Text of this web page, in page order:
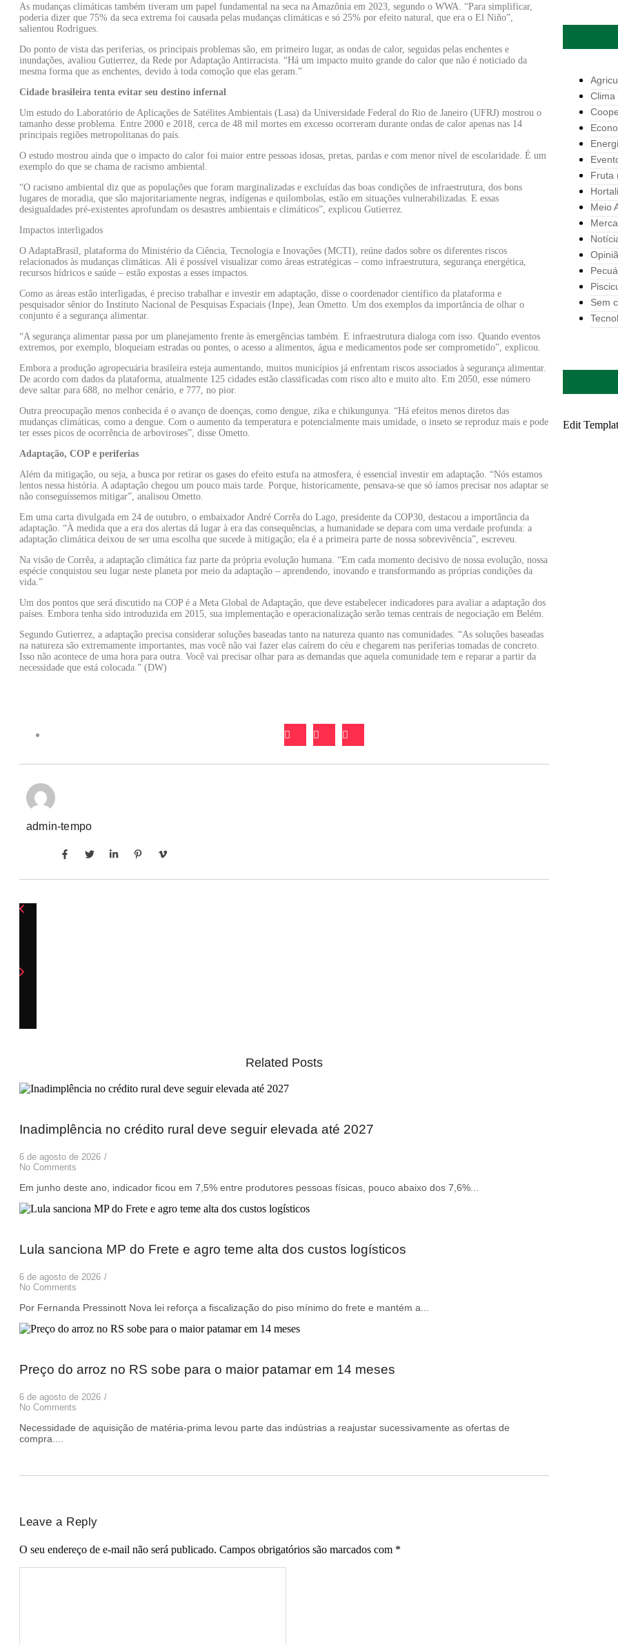
As mudanças climáticas também tiveram um papel fundamental na seca na Amazônia em 2023, segundo o WWA. “Para simplificar,
poderia dizer que 75% da seca extrema foi causada pelas mudanças climáticas e só 25% por efeito natural, que era o El Niño”,
salientou Rodrigues.
Do ponto de vista das periferias, os principais problemas são, em primeiro lugar, as ondas de calor, seguidas pelas enchentes e
inundações, avaliou Gutierrez, da Rede por Adaptação Antirracista. “Há um impacto muito grande do calor que não é noticiado da
mesma forma que as enchentes, devido à toda comoção que elas geram.”
Cidade brasileira tenta evitar seu destino infernal
Um estudo do Laboratório de Aplicações de Satélites Ambientais (Lasa) da Universidade Federal do Rio de Janeiro (UFRJ) mostrou o
tamanho desse problema. Entre 2000 e 2018, cerca de 48 mil mortes em excesso ocorreram durante ondas de calor apenas nas 14
principais regiões metropolitanas do país.
O estudo mostrou ainda que o impacto do calor foi maior entre pessoas idosas, pretas, pardas e com menor nível de escolaridade. É um
exemplo do que se chama de racismo ambiental.
“O racismo ambiental diz que as populações que foram marginalizadas e excluídas das boas condições de infraestrutura, dos bons
lugares de moradia, que são majoritariamente negras, indígenas e quilombolas, estão em situações vulnerabilizadas. E essas
desigualdades pré-existentes aprofundam os desastres ambientais e climáticos”, explicou Gutierrez.
Impactos interligados
O AdaptaBrasil, plataforma do Ministério da Ciência, Tecnologia e Inovações (MCTI), reúne dados sobre os diferentes riscos
relacionados às mudanças climáticas. Ali é possível visualizar como áreas estratégicas – como infraestrutura, segurança energética,
recursos hídricos e saúde – estão expostas a esses impactos.
Como as áreas estão interligadas, é preciso trabalhar e investir em adaptação, disse o coordenador científico da plataforma e
pesquisador sênior do Instituto Nacional de Pesquisas Espaciais (Inpe), Jean Ometto. Um dos exemplos da importância de olhar o
conjunto é a segurança alimentar.
“A segurança alimentar passa por um planejamento frente às emergências também. E infraestrutura dialoga com isso. Quando eventos
extremos, por exemplo, bloqueiam estradas ou pontes, o acesso a alimentos, água e medicamentos pode ser comprometido”, explicou.
Embora a produção agropecuária brasileira esteja aumentando, muitos municípios já enfrentam riscos associados à segurança alimentar.
De acordo com dados da plataforma, atualmente 125 cidades estão classificadas com risco alto e muito alto. Em 2050, esse número
deve saltar para 688, no melhor cenário, e 777, no pior.
Outra preocupação menos conhecida é o avanço de doenças, como dengue, zika e chikungunya. “Há efeitos menos diretos das
mudanças climáticas, como a dengue. Com o aumento da temperatura e potencialmente mais umidade, o inseto se reproduz mais e pode
ter esses picos de ocorrência de arboviroses”, disse Ometto.
Adaptação, COP e periferias
Além da mitigação, ou seja, a busca por retirar os gases do efeito estufa na atmosfera, é essencial investir em adaptação. “Nós estamos
lentos nessa história. A adaptação chegou um pouco mais tarde. Porque, historicamente, pensava-se que só íamos precisar nos adaptar se
não conseguíssemos mitigar”, analisou Ometto.
Em uma carta divulgada em 24 de outubro, o embaixador André Corrêa do Lago, presidente da COP30, destacou a importância da
adaptação. “À medida que a era dos alertas dá lugar à era das consequências, a humanidade se depara com uma verdade profunda: a
adaptação climática deixou de ser uma escolha que sucede à mitigação; ela é a primeira parte de nossa sobrevivência”, escreveu.
Na visão de Corrêa, a adaptação climática faz parte da própria evolução humana. “Em cada momento decisivo de nossa evolução, nossa
espécie conquistou seu lugar neste planeta por meio da adaptação – aprendendo, inovando e transformando as próprias condições da
vida.”
Um dos pontos que será discutido na COP é a Meta Global de Adaptação, que deve estabelecer indicadores para avaliar a adaptação dos
países. Embora tenha sido introduzida em 2015, sua implementação e operacionalização serão temas centrais de negociação em Belém.
Segundo Gutierrez, a adaptação precisa considerar soluções baseadas tanto na natureza quanto nas comunidades. “As soluções baseadas
na natureza são extremamente importantes, mas você não vai fazer elas caírem do céu e chegarem nas periferias tomadas de concreto.
Isso não acontece de uma hora para outra. Você vai precisar olhar para as demandas que aquela comunidade tem e reparar a partir da
necessidade que está colocada.” (DW)
admin-tempo
Related Posts
Inadimplência no crédito rural deve seguir elevada até 2027
6 de agosto de 2026 /
No Comments
Em junho deste ano, indicador ficou em 7,5% entre produtores pessoas físicas, pouco abaixo dos 7,6%...
Lula sanciona MP do Frete e agro teme alta dos custos logísticos
6 de agosto de 2026 /
No Comments
Por Fernanda Pressinott Nova lei reforça a fiscalização do piso mínimo do frete e mantém a...
Preço do arroz no RS sobe para o maior patamar em 14 meses
6 de agosto de 2026 /
No Comments
Necessidade de aquisição de matéria-prima levou parte das indústrias a reajustar sucessivamente as ofertas de
compra....
Leave a Reply
O seu endereço de e-mail não será publicado. Campos obrigatórios são marcados com *
Clima
Fruta
Meio
Sem
Edit